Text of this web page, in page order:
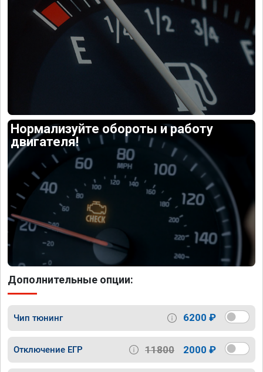
Нормализуйте обороты и работу
двигателя!
Дополнительные опции:
Чип тюнинг 6200 ₽
Отключение ЕГР 11800 2000 ₽